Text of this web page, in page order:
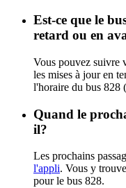
Est-ce que le
retard ou en
Vous pouvez suivre
les mises à jour en
l'horaire du bus 828
Quand le
il?
Les prochains
l'appli. Vous y
pour le bus 828.